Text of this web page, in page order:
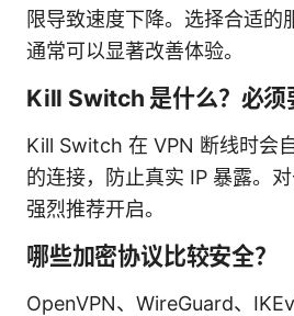
限导致速度下降。选择合适的
通常可以显著改善体验。
Kill Switch 是什么？必须
Kill Switch 在 VPN 断线时会
的连接，防止真实 IP 暴露。对
强烈推荐开启。
哪些加密协议比较安全？
OpenVPN、WireGuard、